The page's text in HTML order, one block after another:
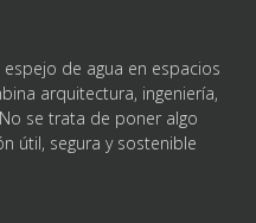
de agua en espacios
arquitectura, ingeniería,
se trata de poner algo
útil, segura y sostenible